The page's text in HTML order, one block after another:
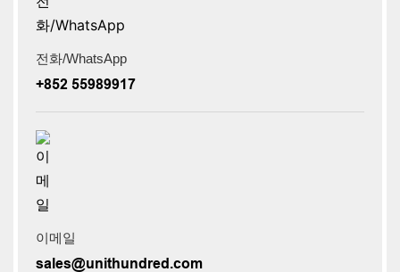
전화/WhatsApp
+852 55989917
이메일
sales@unithundred.com